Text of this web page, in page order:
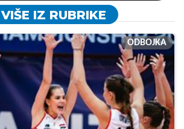
VIŠE IZ RUBRIKE
ODBOJKA